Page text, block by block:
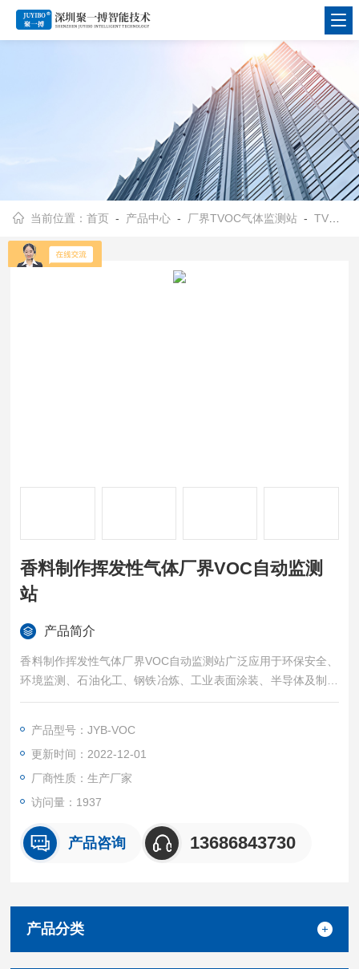
当前位置：首页 - 产品中心 - 厂界TVOC气体监测站 -TVOC在线监测系统
香料制作挥发性气体厂界VOC自动监测
站
产品简介
香料制作挥发性气体厂界VOC自动监测站广泛应用于环保安全、
环境监测、石油化工、钢铁冶炼、工业表面涂装、半导体及制造
业等行业，可在炼油石化园区、化工园区、制造园区、港口、仓
进行VOCs实时在线监测与预警。
产品型号：JYB-VOC
更新时间：2022-12-01
厂商性质：生产厂家
访问量：1937
产品咨询 13686843730
产品分类